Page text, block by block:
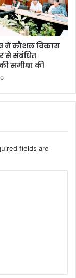
ने कौशल विकास
से संबंधित
समीक्षा की
fields are